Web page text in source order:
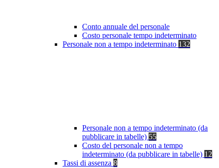
Conto annuale del personale
Costo personale tempo indeterminato
Personale non a tempo indeterminato 132
Personale non a tempo indeterminato (da
pubblicare in tabelle) 55
Costo del personale non a tempo
indeterminato (da pubblicare in tabelle) 12
Tassi di assenza 8